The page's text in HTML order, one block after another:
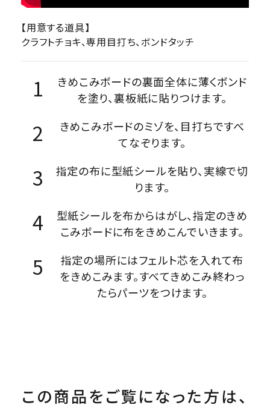
【用意する道具】
クラフトチョキ、専用目打ち、ボンドタッチ
きめこみボードの裏面全体に薄くボンド
を塗り、裏板紙に貼りつけます。
きめこみボードのミゾを、目打ちですべ
てなぞります。
指定の布に型紙シールを貼り、実線で切
ります。
型紙シールを布からはがし、指定のきめ
こみボードに布をきめこんでいきます。
指定の場所にはフェルト芯を入れて布
をきめこみます。すべてきめこみ終わっ
たらパーツをつけます。
この商品をご覧になった方は、